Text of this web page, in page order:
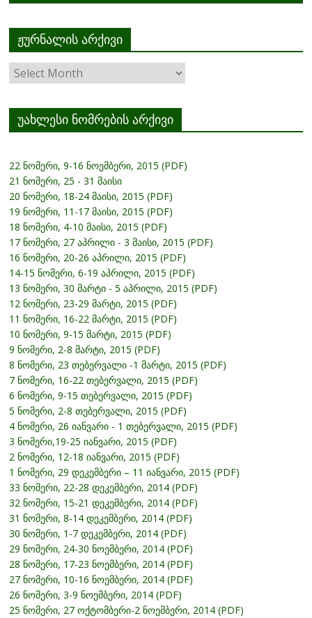
ჟურნალის არქივი
ჟურნალის
არქივი
უახლესი ნომრების არქივი
22 ნომერი, 9-16 ნოემბერი, 2015 (PDF)
21 ნომერი, 25 - 31 მაისი
20 ნომერი, 18-24 მაისი, 2015 (PDF)
19 ნომერი, 11-17 მაისი, 2015 (PDF)
18 ნომერი, 4-10 მაისი, 2015 (PDF)
17 ნომერი, 27 აპრილი - 3 მაისი, 2015 (PDF)
16 ნომერი, 20-26 აპრილი, 2015 (PDF)
14-15 ნომერი, 6-19 აპრილი, 2015 (PDF)
13 ნომერი, 30 მარტი - 5 აპრილი, 2015 (PDF)
12 ნომერი, 23-29 მარტი, 2015 (PDF)
11 ნომერი, 16-22 მარტი, 2015 (PDF)
10 ნომერი, 9-15 მარტი, 2015 (PDF)
9 ნომერი, 2-8 მარტი, 2015 (PDF)
8 ნომერი, 23 თებერვალი -1 მარტი, 2015 (PDF)
7 ნომერი, 16-22 თებერვალი, 2015 (PDF)
6 ნომერი, 9-15 თებერვალი, 2015 (PDF)
5 ნომერი, 2-8 თებერვალი, 2015 (PDF)
4 ნომერი, 26 იანვარი - 1 თებერვალი, 2015 (PDF)
3 ნომერი,19-25 იანვარი, 2015 (PDF)
2 ნომერი, 12-18 იანვარი, 2015 (PDF)
1 ნომერი, 29 დეკემბერი – 11 იანვარი, 2015 (PDF)
33 ნომერი, 22-28 დეკემბერი, 2014 (PDF)
32 ნომერი, 15-21 დეკემბერი, 2014 (PDF)
31 ნომერი, 8-14 დეკემბერი, 2014 (PDF)
30 ნომერი, 1-7 დეკემბერი, 2014 (PDF)
29 ნომერი, 24-30 ნოემბერი, 2014 (PDF)
28 ნომერი, 17-23 ნოემბერი, 2014 (PDF)
27 ნომერი, 10-16 ნოემბერი, 2014 (PDF)
26 ნომერი, 3-9 ნოემბერი, 2014 (PDF)
25 ნომერი, 27 ოქტომბერი-2 ნოემბერი, 2014 (PDF)